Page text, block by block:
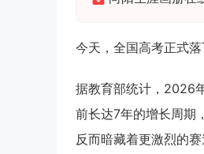
今天，全国高考正式落
据教育部统计，2026
前长达7年的增长周期
反而暗藏着更激烈的赛